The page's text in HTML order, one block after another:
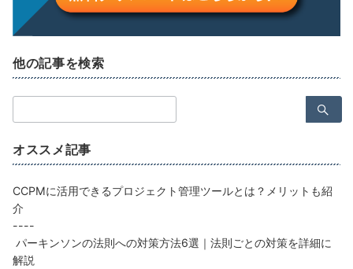
他の記事を検索
索：
オススメ記事
CCPMに活用できるプロジェクト管理ツールとは？メリットも紹
介
----
パーキンソンの法則への対策方法6選｜法則ごとの対策を詳細に
解説